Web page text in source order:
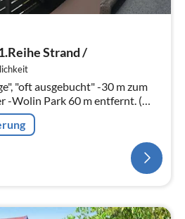
Strand /
ausgebucht" -30 m zum
(
zur Seebrücke Misdroy -1.